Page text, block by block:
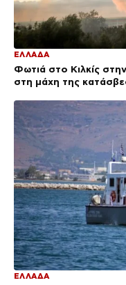
ΕΛΛΑΔΑ
Φωτιά στο Κιλκίς
στη μάχη της
ΕΛΛΑΔΑ